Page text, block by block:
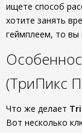
ищете способ
хотите занять
геймплеем, то вы
(ТриПикс
Что же делает
Вот несколько